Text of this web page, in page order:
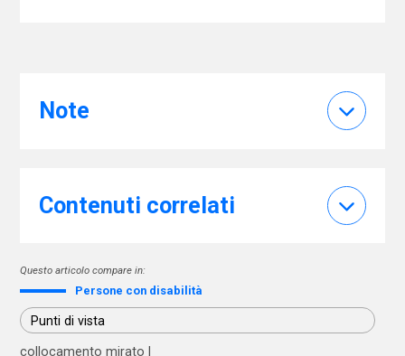
Note
Contenuti correlati
Questo articolo compare in:
Persone con disabilità
Punti di vista
collocamento mirato